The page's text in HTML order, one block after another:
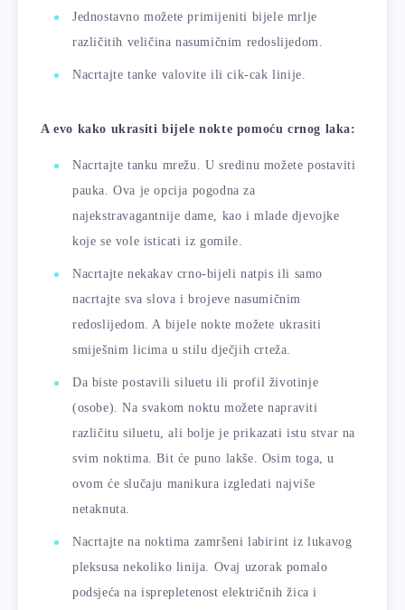
Jednostavno možete primijeniti bijele mrlje
različitih veličina nasumičnim redoslijedom.
Nacrtajte tanke valovite ili cik-cak linije.
A evo kako ukrasiti bijele nokte pomoću crnog laka:
Nacrtajte tanku mrežu. U sredinu možete postaviti
pauka. Ova je opcija pogodna za
najekstravagantnije dame, kao i mlade djevojke
koje se vole isticati iz gomile.
Nacrtajte nekakav crno-bijeli natpis ili samo
nacrtajte sva slova i brojeve nasumičnim
redoslijedom. A bijele nokte možete ukrasiti
smiješnim licima u stilu dječjih crteža.
Da biste postavili siluetu ili profil životinje
(osobe). Na svakom noktu možete napraviti
različitu siluetu, ali bolje je prikazati istu stvar na
svim noktima. Bit će puno lakše. Osim toga, u
ovom će slučaju manikura izgledati najviše
netaknuta.
Nacrtajte na noktima zamršeni labirint iz lukavog
pleksusa nekoliko linija. Ovaj uzorak pomalo
podsjeća na isprepletenost električnih žica i